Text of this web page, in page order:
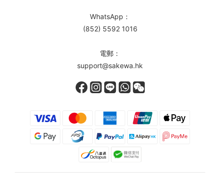
WhatsApp：
(852) 5592 1016
電郵：
support@sakewa.hk